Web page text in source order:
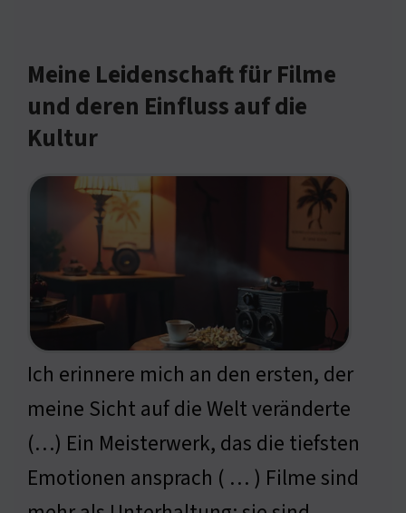
Meine Leidenschaft für Filme
und deren Einfluss auf die
Kultur
Ich erinnere mich an den ersten, der
meine Sicht auf die Welt veränderte
(…) Ein Meisterwerk, das die tiefsten
Emotionen ansprach ( … ) Filme sind